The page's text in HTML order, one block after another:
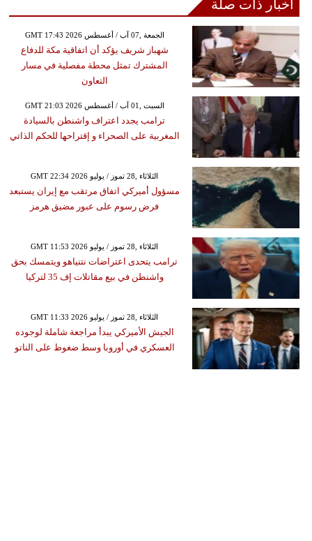
أخبار ذات صلة
GMT 17:43 2026 الجمعة ,07 آب / أغسطس
شهباز شريف يؤكد أن اتفاقية مكة للدفاع
المشترك تمثل محطة مفصلية في مسار
التعاون
GMT 21:03 2026 السبت ,01 آب / أغسطس
ترامب يجدد اعتراف واشنطن بالسيادة
المغربية على الصحراء و إقتراحها للحكم الذاتي
GMT 22:34 2026 الثلاثاء ,28 تموز / يوليو
مسؤول أميركي اتفاق مرتقب مع إيران يستبعد
فرض رسوم على عبور مضيق هرمز
GMT 11:53 2026 الثلاثاء ,28 تموز / يوليو
ترامب يتحدى اعتراضات نتنياهو ويتمسك بحق
واشنطن في بيع مقاتلات إف 35 لتركيا
GMT 11:33 2026 الثلاثاء ,28 تموز / يوليو
الجيش الأميركي يبدأ مراجعة شاملة لوجوده
العسكري في أوروبا وسط ضغوط على الناتو